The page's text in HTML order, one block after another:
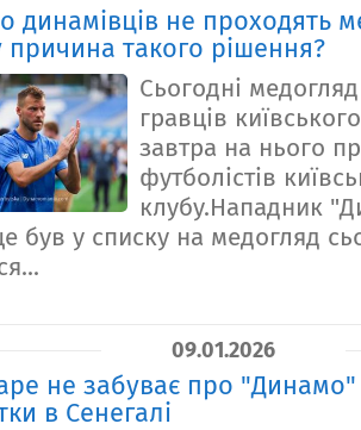
динамівців не проходять
такого рішення?
Сьогодні
гравців
завтра на нього
футболістів
клубу.Нападник
був у списку на медогляд
09.01.2026
не забуває про "Динамо"
в Сенегалі